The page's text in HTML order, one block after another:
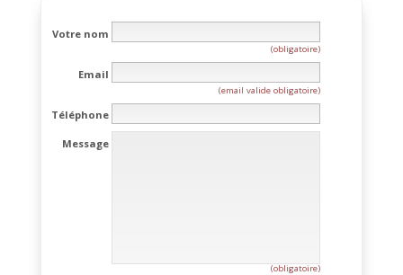
Votre nom
(obligatoire)
Email
(email valide obligatoire)
Téléphone
Message
(obligatoire)